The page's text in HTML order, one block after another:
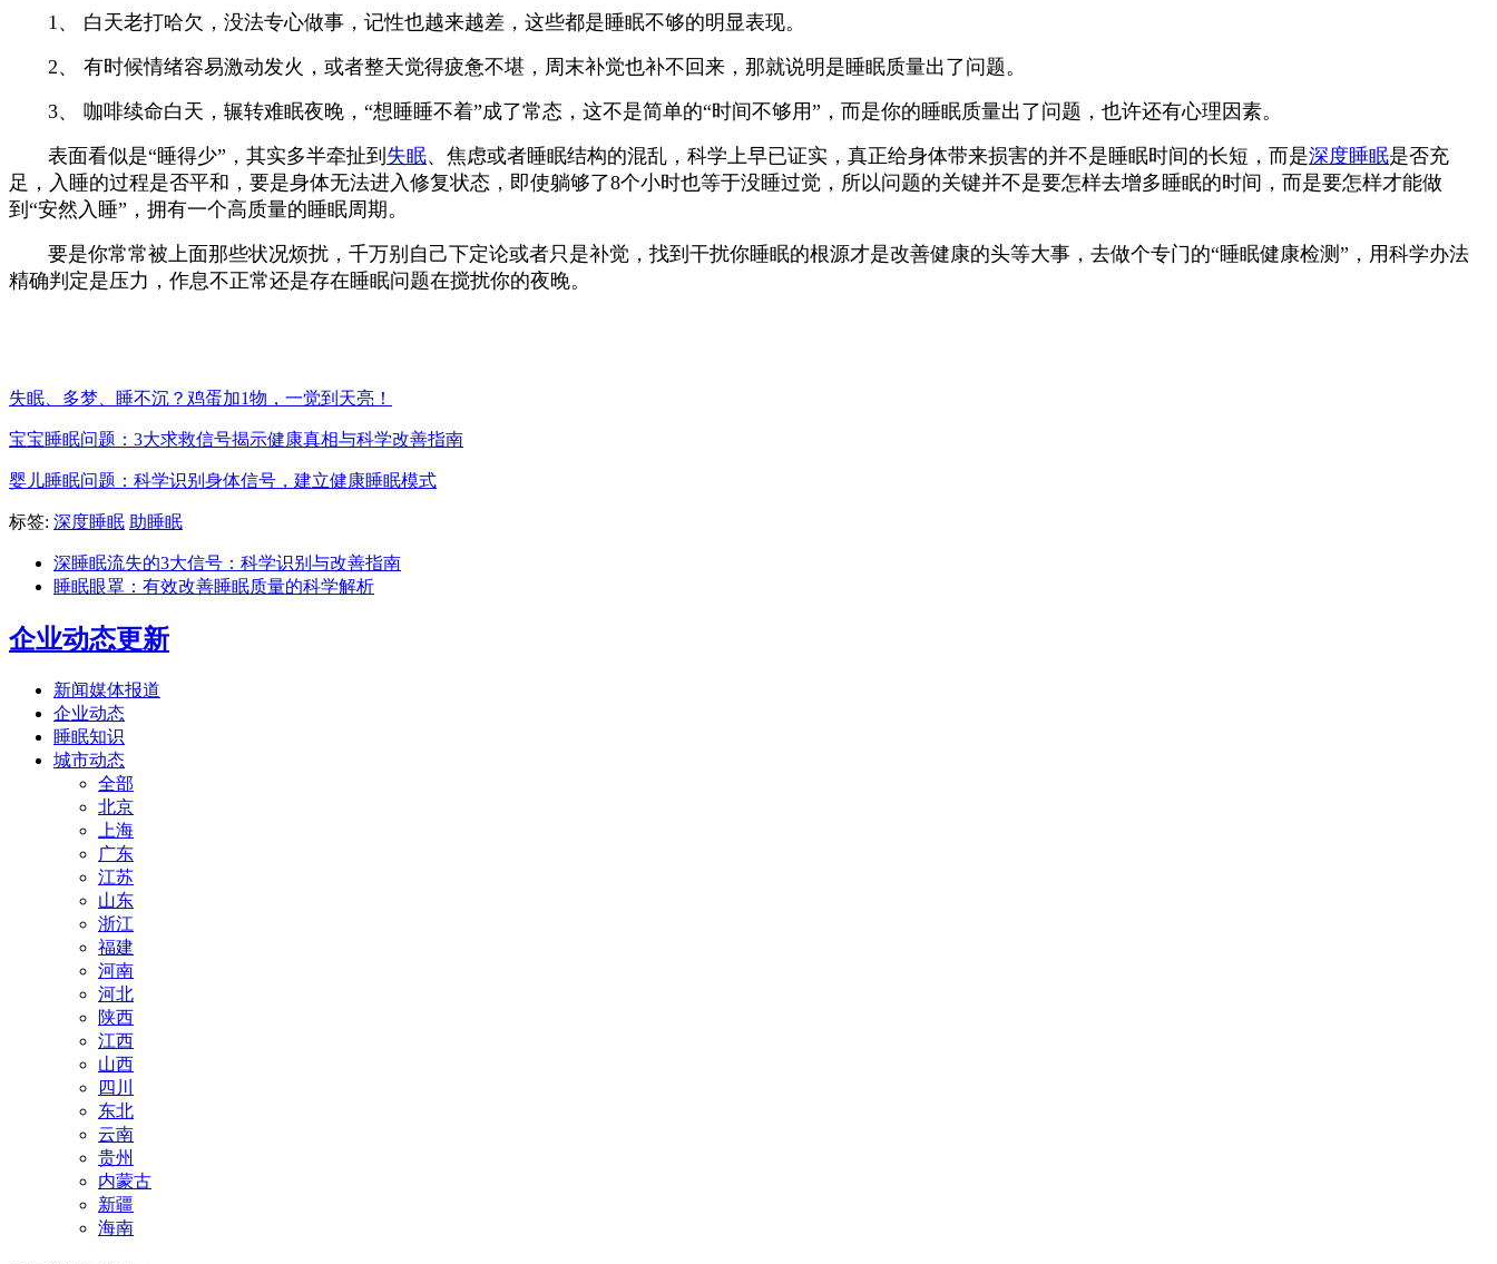
1、 白天老打哈欠，没法专心做事，记性也越来越差，这些都是睡眠不够的明显表现。
2、 有时候情绪容易激动发火，或者整天觉得疲惫不堪，周末补觉也补不回来，那就说明是睡眠质量出了问题。
3、 咖啡续命白天，辗转难眠夜晚，“想睡睡不着”成了常态，这不是简单的“时间不够用”，而是你的睡眠质量出了问题，也许还有心理因素。
表面看似是“睡得少”，其实多半牵扯到 失眠、焦虑或者睡眠结构的混乱，科学上早已证实，真正给身体带来损害的并不是睡眠时间的长短，而是深度睡眠是否充
足，入睡的过程是否平和，要是身体无法进入修复状态，即使躺够了8个小时也等于没睡过觉，所以问题的关键并不是要怎样去增多睡眠的时间，而是要怎样才能做
到“安然入睡”，拥有一个高质量的睡眠周期。
要是你常常被上面那些状况烦扰，千万别自己下定论或者只是补觉，找到干扰你睡眠的根源才是改善健康的头等大事，去做个专门的“睡眠健康检测”，用科学办法
精确判定是压力，作息不正常还是存在睡眠问题在搅扰你的夜晚。
失眠、多梦、睡不沉？鸡蛋加1物，一觉到天亮！
宝宝睡眠问题：3大求救信号揭示健康真相与科学改善指南
婴儿睡眠问题：科学识别身体信号，建立健康睡眠模式
标签: 深度睡眠 助睡眠
深睡眠流失的3大信号：科学识别与改善指南
睡眠眼罩：有效改善睡眠质量的科学解析
企业动态更新
新闻媒体报道
企业动态
睡眠知识
城市动态
全部
北京
上海
广东
江苏
山东
浙江
福建
河南
河北
陕西
江西
山西
四川
东北
云南
贵州
内蒙古
新疆
海南